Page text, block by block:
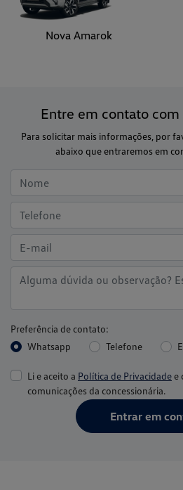
Nova Amarok
Entre em contato com
Para solicitar mais informações, por
abaixo que entraremos em
Preferência de contato:
Whatsapp
Telefone
Li e aceito a Política de Privacidadee
comunicações da concessionária.
Entrar em